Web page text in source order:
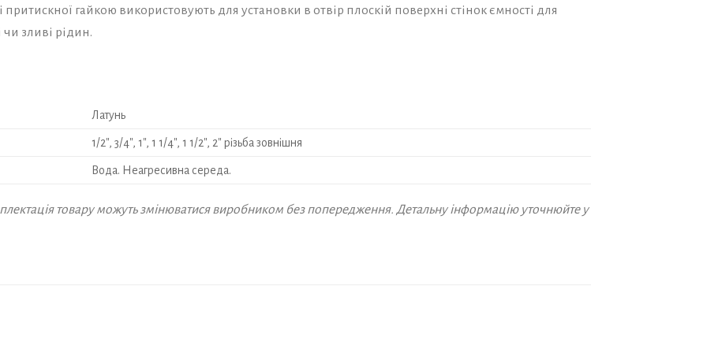
гайкою використовують для установки в отвір плоскій поверхні стінок ємності для
зливі рідин.
Латунь
1/2″, 3/4″, 1″, 1 1/4″, 1 1/2″, 2″ різьба зовнішня
Вода. Неагресивна середа.
товару можуть змінюватися виробником без попередження. Детальну інформацію уточнюйте у